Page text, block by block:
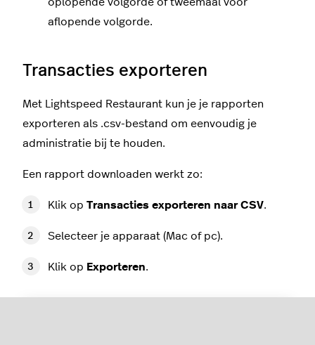
oplopende volgorde of tweemaal voor
aflopende volgorde.
Transacties exporteren
Met Lightspeed Restaurant kun je je rapporten
exporteren als .csv-bestand om eenvoudig je
administratie bij te houden.
Een rapport downloaden werkt zo:
Klik op Transacties exporteren naar CSV.
Selecteer je apparaat (Mac of pc).
Klik op Exporteren.